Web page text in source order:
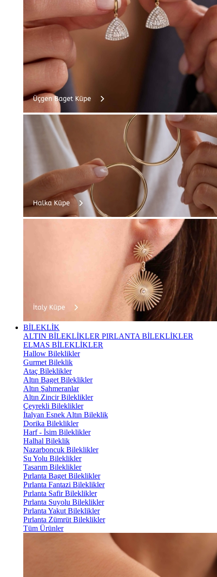
BİLEKLİK
ALTIN BİLEKLİKLER PIRLANTA BİLEKLİKLER
ELMAS BİLEKLİKLER
Hallow Bileklikler
Gurmet Bileklik
Ataç Bileklikler
Altın Baget Bileklikler
Altın Şahmeranlar
Altın Zincir Bileklikler
Çeyrekli Bileklikler
İtalyan Esnek Altın Bileklik
Dorika Bileklikler
Harf - İsim Bileklikler
Halhal Bileklik
Nazarboncuk Bileklikler
Su Yolu Bileklikler
Tasarım Bileklikler
Pırlanta Baget Bileklikler
Pırlanta Fantazi Bileklikler
Pırlanta Safir Bileklikler
Pırlanta Suyolu Bileklikler
Pırlanta Yakut Bileklikler
Pırlanta Zümrüt Bileklikler
Tüm Ürünler